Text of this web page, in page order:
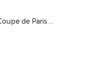
La finale de la Coupe de Paris Crédit Mutuel IDF U16 garçons